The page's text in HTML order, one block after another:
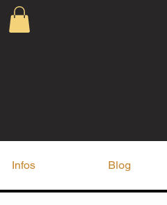
Infos Blog